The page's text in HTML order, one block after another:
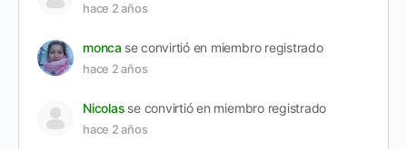
hace 2 años
monca se convirtió en miembro registrado
hace 2 años
Nicolas se convirtió en miembro registrado
hace 2 años